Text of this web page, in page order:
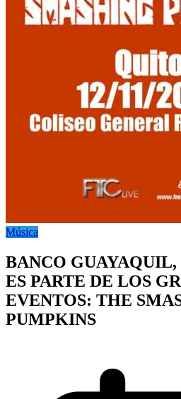
Música
BANCO
ES PARTE DE LOS
EVENTOS: THE
PUMPKINS